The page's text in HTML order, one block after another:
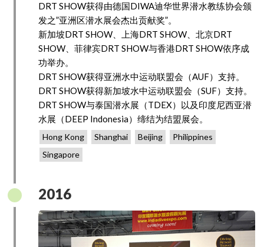
DRT SHOW获得由德国DIWA迪华世界潜水教练协会颁
发之”亚洲区潜水展会杰出贡献奖”。
新加坡DRT SHOW、上海DRT SHOW、北京DRT
SHOW、菲律宾DRT SHOW与香港DRT SHOW依序成
功举办。
DRT SHOW获得亚洲水中运动联盟会（AUF）支持。
DRT SHOW获得新加坡水中运动联盟会（SUF）支持。
DRT SHOW与泰国潜水展（TDEX）以及印度尼西亚潜
水展（DEEP Indonesia）缔结为结盟展会。
Hong Kong Shanghai Beijing
Philippines
Singapore
2016